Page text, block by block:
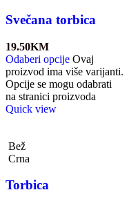
Svečana torbica
19.50KM
Odaberi opcije Ovaj
proizvod ima više varijanti.
Opcije se mogu odabrati
na stranici proizvoda
Quick view
Bež
Crna
Torbica